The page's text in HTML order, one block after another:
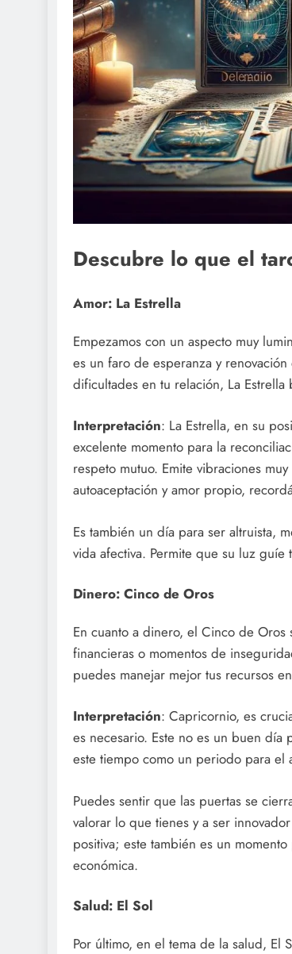
Descubre lo que el
Amor: La Estrella
Empezamos con un aspecto muy
es un faro de esperanza y
dificultades en tu relación, La
Interpretación: La Estrella, en su
excelente momento para la
respeto mutuo. Emite vibraciones
autoaceptación y amor propio,
Es también un día para ser altruista,
vida afectiva. Permite que su luz guíe
Dinero: Cinco de Oros
En cuanto a dinero, el Cinco de
financieras o momentos de
puedes manejar mejor tus recursos
Interpretación: Capricornio, es
es necesario. Este no es un buen día
este tiempo como un periodo para el
Puedes sentir que las puertas se
valorar lo que tienes y a ser
positiva; este también es un
económica.
Salud: El Sol
Por último, en el tema de la salud, El